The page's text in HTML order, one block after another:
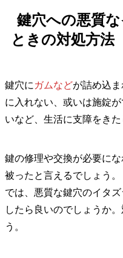
鍵穴への悪質
ときの対処方法
鍵穴に ガムなどが詰め込
に入れない、或いは施錠
いなど、生活に支障をきた
鍵の修理や交換が必要に
被ったと言えるでしょう。
では、悪質な鍵穴のイタ
したら良いのでしょうか
う。